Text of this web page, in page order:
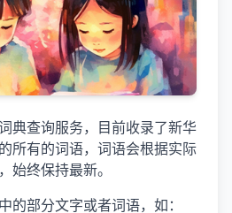
典查询服务，目前收录了新华
所有的词语，词语会根据实际
始终保持最新。
的部分文字或者词语，如：